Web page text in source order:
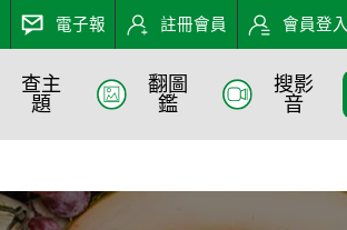
電子報 註冊會員 會員登入
查主
題
翻圖
鑑
搜影
音